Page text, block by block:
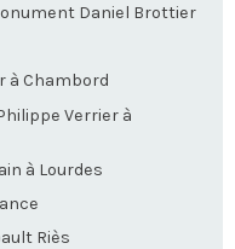
Daniel Brottier
à Chambord
Verrier à
à Lourdes
Riès